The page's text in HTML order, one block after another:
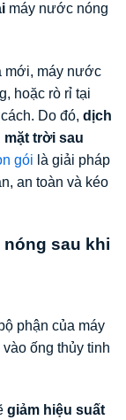
máy nước nóng
mới, máy nước
hoặc rò rỉ tại
Do đó, dịch
trời sau
gói là giải pháp
an toàn và kéo
nóng sau khi
phận của máy
ống thủy tinh
giảm hiệu suất